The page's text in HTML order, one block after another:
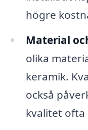
högre
Material
olika
keramik.
också
kvalitet ofta